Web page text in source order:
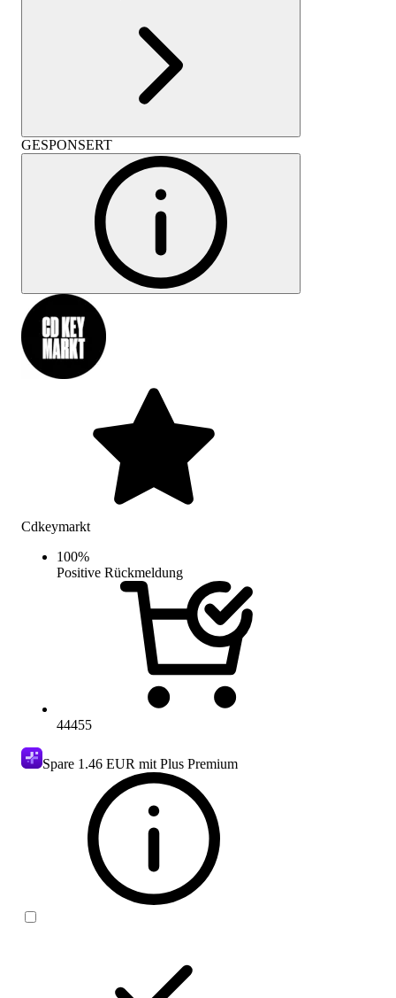
GESPONSERT
Cdkeymarkt
100%
Positive Rückmeldung
44455
Spare 1.46 EUR mit Plus Premium